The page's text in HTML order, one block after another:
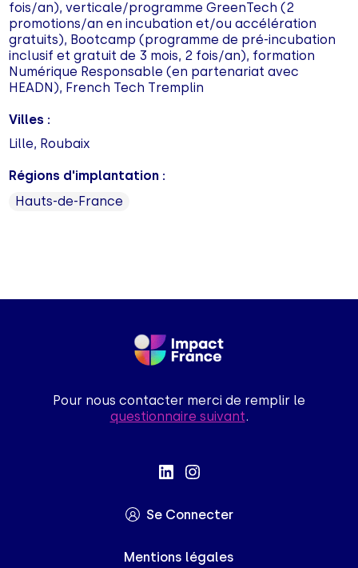
fois/an), verticale/programme GreenTech (2
promotions/an en incubation et/ou accélération
gratuits), Bootcamp (programme de pré-incubation
inclusif et gratuit de 3 mois, 2 fois/an), formation
Numérique Responsable (en partenariat avec
HEADN), French Tech Tremplin
Villes :
Lille, Roubaix
Régions d'implantation :
Hauts-de-France
Pour nous contacter merci de remplir le
questionnaire suivant.
Se Connecter
Mentions légales